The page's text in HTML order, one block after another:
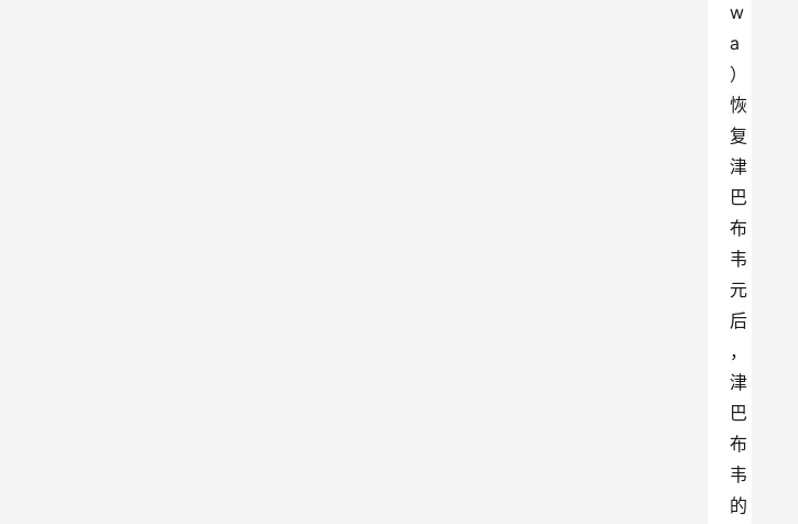
w
a
）
恢
复
津
巴
布
韦
元
后
，
津
巴
布
韦
的